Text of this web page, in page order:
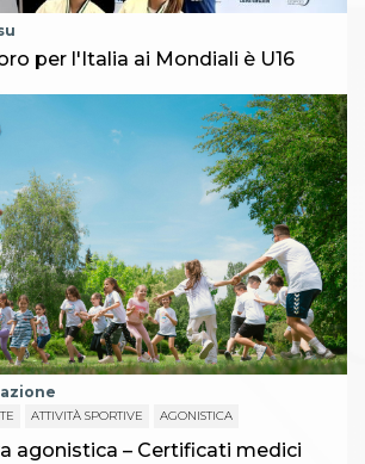
per l'Italia ai Mondiali è U16
ATTIVITÀ SPORTIVE AGONISTICA
agonistica – Certificati medici